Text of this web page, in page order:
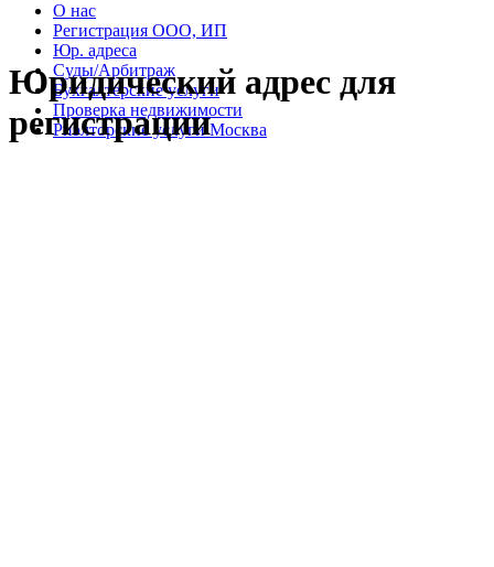
О нас
Регистрация ООО, ИП
Юр. адреса
Суды/Арбитраж
Бухгалтерские услуги
Проверка недвижимости
Риэлторские услуги Москва
Юридический адрес для
регистрации